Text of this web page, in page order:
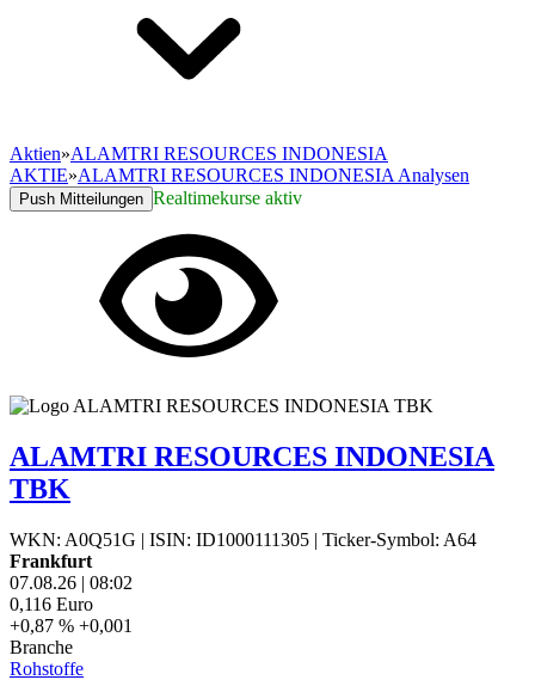
Aktien»ALAMTRI RESOURCES INDONESIA
AKTIE»ALAMTRI RESOURCES INDONESIA Analysen
Push Mitteilungen Realtimekurse aktiv
ALAMTRI RESOURCES INDONESIA
TBK
WKN: A0Q51G | ISIN: ID1000111305 | Ticker-Symbol: A64
Frankfurt
07.08.26 | 08:02
0,116 Euro
+0,87 % +0,001
Branche
Rohstoffe